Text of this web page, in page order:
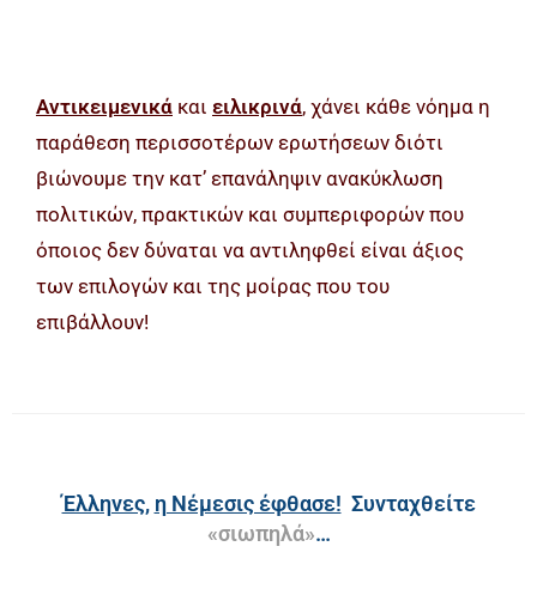
Αντικειμενικά και ειλικρινά, χάνει κάθε νόημα η
παράθεση περισσοτέρων ερωτήσεων διότι
βιώνουμε την κατ’ επανάληψιν ανακύκλωση
πολιτικών, πρακτικών και συμπεριφορών που
όποιος δεν δύναται να αντιληφθεί είναι άξιος
των επιλογών και της μοίρας που του
επιβάλλουν!
Έλληνες, η Νέμεσις έφθασε! Συνταχθείτε
«σιωπηλά»…